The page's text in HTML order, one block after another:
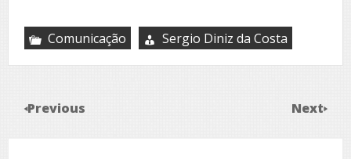
Comunicação Sergio Diniz da Costa
Previous Next